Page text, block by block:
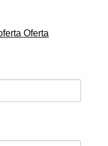
Oferta